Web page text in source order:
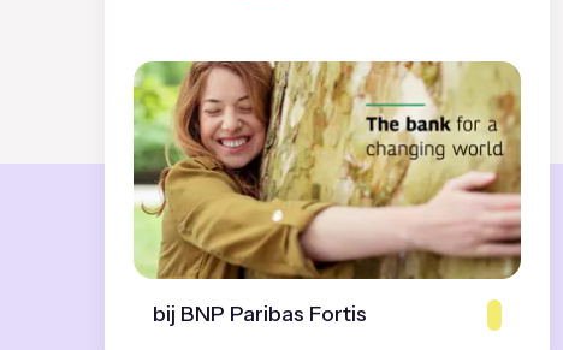
bij BNP Paribas Fortis